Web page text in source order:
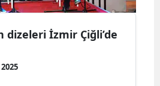
dizeleri İzmir Çiğli’de